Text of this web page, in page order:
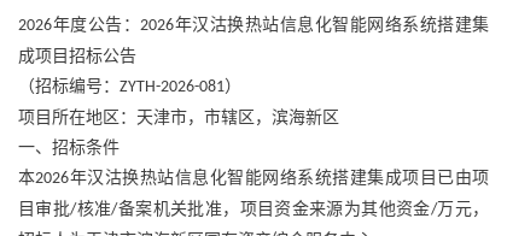
2026年度公告： 2026年汉沽换热站信息化智能网络系统搭建集
成项目招标公告
（招标编号： ZYTH-2026-081）
项目所在地区：天津市，市辖区，滨海新区
一、招标条件
本2026年汉沽换热站信息化智能网络系统搭建集成项目已由项
目审批/核准/备案机关批准，项目资金来源为其他资金/万元，